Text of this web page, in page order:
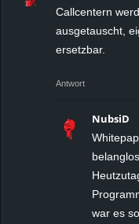
Callcentern
ausgetauscht,
ersetzbar.
Antwort
NubsiD
war es